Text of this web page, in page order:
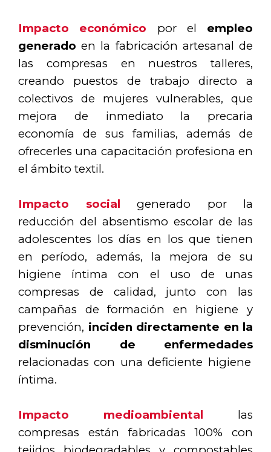
Impacto económico por el empleo
generado en la fabricación artesanal de
las compresas en nuestros talleres,
creando puestos de trabajo directo a
colectivos de mujeres vulnerables, que
mejora de inmediato la precaria
economía de sus familias, además de
ofrecerles una capacitación profesiona en
el ámbito textil.
Impacto social generado por la
reducción del absentismo escolar de las
adolescentes los días en los que tienen
en período, además, la mejora de su
higiene íntima con el uso de unas
compresas de calidad, junto con las
campañas de formación en higiene y
prevención, inciden directamente en la
disminución de enfermedades
relacionadas con una deficiente higiene
íntima.
Impacto medioambiental las
compresas están fabricadas 100% con